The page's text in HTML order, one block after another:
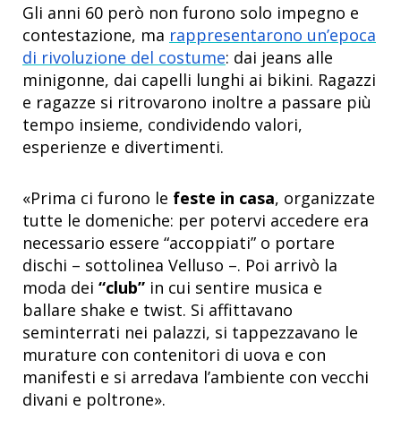
Gli anni 60 però non furono solo impegno e
contestazione, ma rappresentarono un’epoca
di rivoluzione del costume: dai jeans alle
minigonne, dai capelli lunghi ai bikini. Ragazzi
e ragazze si ritrovarono inoltre a passare più
tempo insieme, condividendo valori,
esperienze e divertimenti.
«Prima ci furono le feste in casa, organizzate
tutte le domeniche: per potervi accedere era
necessario essere “accoppiati” o portare
dischi – sottolinea Velluso –. Poi arrivò la
moda dei “club” in cui sentire musica e
ballare shake e twist. Si affittavano
seminterrati nei palazzi, si tappezzavano le
murature con contenitori di uova e con
manifesti e si arredava l’ambiente con vecchi
divani e poltrone».